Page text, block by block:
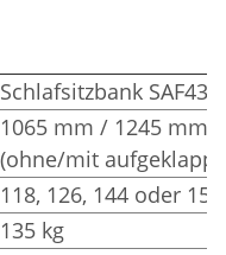
Schlafsitzbank SAF43
1065 mm / 1245 mm
(ohne/mit
118, 126, 144 oder
135 kg